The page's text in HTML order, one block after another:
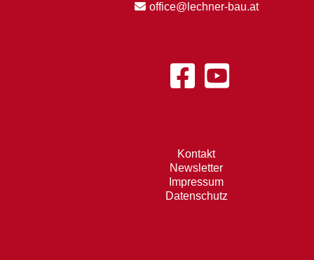
office@lechner-bau.at
Kontakt
Newsletter
Impressum
Datenschutz